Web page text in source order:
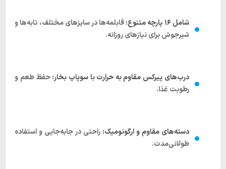
شامل ۱۶ پارچه متنوع:
قابلمه‌ها در سایزهای مختلف، تابه‌ها و
شیرجوش برای نیازهای روزانه.
درب‌های پیرکس مقاوم به حرارت با سوپاپ بخار:حفظ طعم و
رطوبت غذا.
دسته‌های مقاوم و ارگونومیک: راحتی در جابه‌جایی و استفاده
طولانی‌مدت.